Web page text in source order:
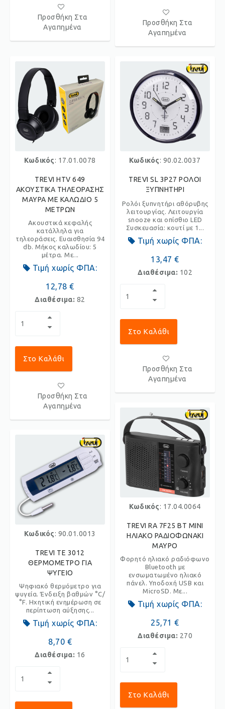
Προσθήκη Στα
Αγαπημένα
Προσθήκη Στα
Αγαπημένα
Κωδικός: 17.01.0078
TREVI HTV 649
ΑΚΟΥΣΤΙΚΑ ΤΗΛΕΟΡΑΣΗΣ
ΜΑΥΡΑ ΜΕ ΚΑΛΩΔΙΟ 5
ΜΕΤΡΩΝ
Ακουστικά κεφαλής
κατάλληλα για
τηλεοράσεις. Ευαισθησία 94
db. Μήκος καλωδίου: 5
μέτρα. Με...
Τιμή χωρίς ΦΠΑ:
12,78 €
Διαθέσιμα: 82
Στο Καλάθι
Προσθήκη Στα
Αγαπημένα
Κωδικός: 90.01.0013
TREVI TE 3012
ΘΕΡΜΟΜΕΤΡΟ ΓΙΑ
ΨΥΓΕΙΟ
Ψηφιακό θερμόμετρο για
ψυγεία. Ένδειξη βαθμών °C/
°F. Ηχητική ενημέρωση σε
περίπτωση αύξησης...
Τιμή χωρίς ΦΠΑ:
8,70 €
Διαθέσιμα: 16
Κωδικός: 90.02.0037
TREVI SL 3P27 ΡΟΛΟΙ
ΞΥΠΝΗΤΗΡΙ
Ρολόι ξυπνητήρι αθόρυβης
λειτουργίας. Λειτουργία
snooze και οπίσθιο LED
Συσκευασία: κουτί με 1...
Τιμή χωρίς ΦΠΑ:
13,47 €
Διαθέσιμα: 102
Στο Καλάθι
Προσθήκη Στα
Αγαπημένα
Κωδικός: 17.04.0064
TREVI RA 7F25 BT MINI
ΗΛΙΑΚΟ ΡΑΔΙΟΦΩΝΑΚΙ
ΜΑΥΡΟ
Φορητό ηλιακό ραδιόφωνο
Bluetooth με
ενσωματωμένο ηλιακό
πάνελ. Υποδοχή USB και
MicroSD. Με...
Τιμή χωρίς ΦΠΑ:
25,71 €
Διαθέσιμα: 270
Στο Καλάθι